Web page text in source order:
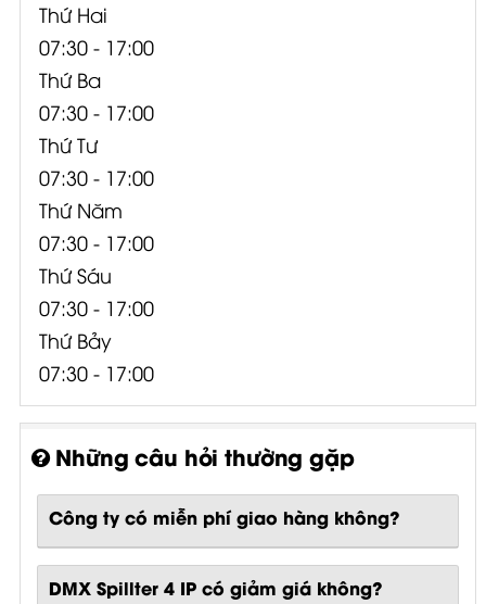
Thứ Hai
07:30 - 17:00
Thứ Ba
07:30 - 17:00
Thứ Tư
07:30 - 17:00
Thứ Năm
07:30 - 17:00
Thứ Sáu
07:30 - 17:00
Thứ Bảy
07:30 - 17:00
Những câu hỏi thường gặp
Công ty có miễn phí giao hàng không?
DMX Spillter 4 IP có giảm giá không?